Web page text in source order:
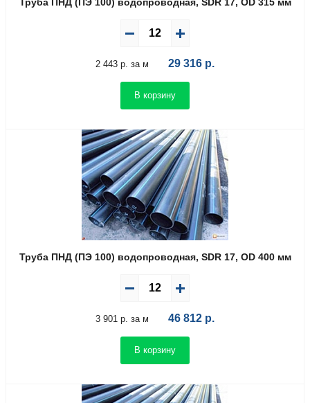
Труба ПНД (ПЭ 100) водопроводная, SDR 17, OD 315 мм
2 443 р. за м 29 316 р.
В корзину
Труба ПНД (ПЭ 100) водопроводная, SDR 17, OD 400 мм
3 901 р. за м 46 812 р.
В корзину